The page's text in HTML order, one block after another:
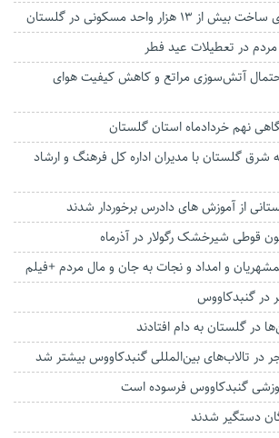
واحد مسکونی در گلستان
در تعطیلات عید فطر
آتش‌سوزی مراتع و کاهش کیفیت هوای
نهم خردادماه استان گلستان
گلستان با مدیران اداره کل فرهنگ و ارشاد
و امداد و نجات به جان و مال مردم +فیلم
در تالاب‌های بین‌المللی گنبدکاووس بیشتر شد
دستگیر شدند